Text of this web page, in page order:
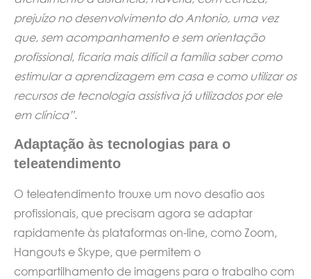
prejuízo no desenvolvimento do Antonio, uma vez
que, sem acompanhamento e sem orientação
profissional, ficaria mais difícil a família saber como
estimular a aprendizagem em casa e como utilizar os
recursos de tecnologia assistiva já utilizados por ele
em clínica”.
Adaptação às tecnologias para o
teleatendimento
O teleatendimento trouxe um novo desafio aos
profissionais, que precisam agora se adaptar
rapidamente às plataformas on-line, como Zoom,
Hangouts e Skype, que permitem o
compartilhamento de imagens para o trabalho com